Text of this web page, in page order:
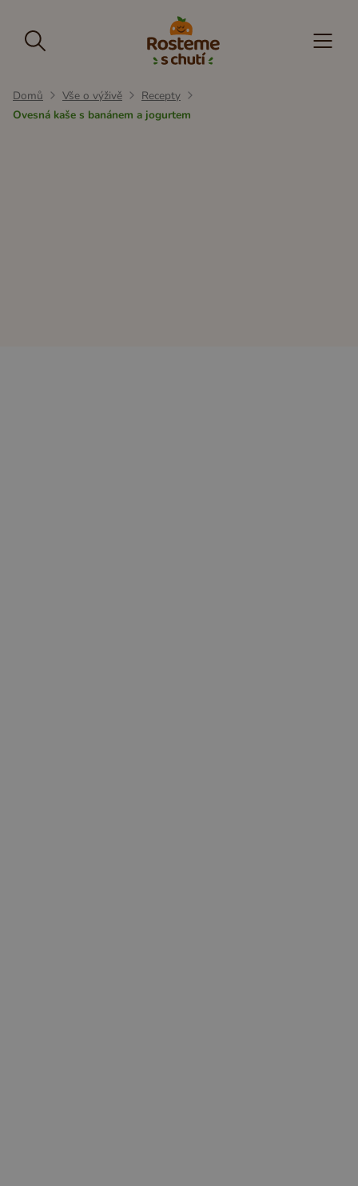
Domů Vše o výživě
Recepty
Ovesná kaše s banánem a jogurtem